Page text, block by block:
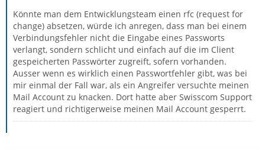
Könnte man dem Entwicklungsteam einen rfc (request for
change) absetzen, würde ich anregen, dass man bei einem
Verbindungsfehler nicht die Eingabe eines Passworts
verlangt, sondern schlicht und einfach auf die im Client
gespeicherten Passwörter zugreift, sofern vorhanden.
Ausser wenn es wirklich einen Passwortfehler gibt, was bei
mir einmal der Fall war, als ein Angreifer versuchte meinen
Mail Account zu knacken. Dort hatte aber Swisscom Support
reagiert und richtigerweise meinen Mail Account gesperrt.